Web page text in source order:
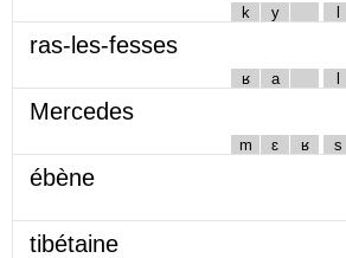
k y l
ras-les-fesses
ʁ a l
Mercedes
m ɛ ʁ s
ébène
tibétaine